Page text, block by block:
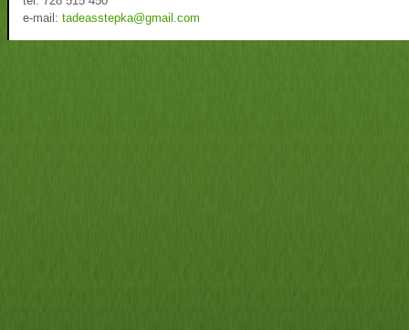
e-mail: tadeasstepka@gmail.com